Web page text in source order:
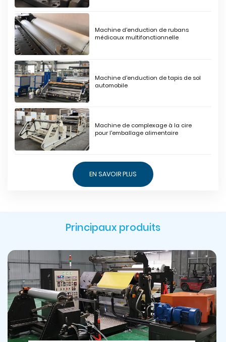
Machine d'enduction de rubans
médicaux multifonctionnelle
Machine d'enduction de tapis de sol
automobile
Machine de complexage à la cire
pour l'emballage alimentaire
EN SAVOIR PLUS
Principaux produits